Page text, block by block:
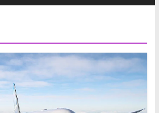
contre le narcotrafic